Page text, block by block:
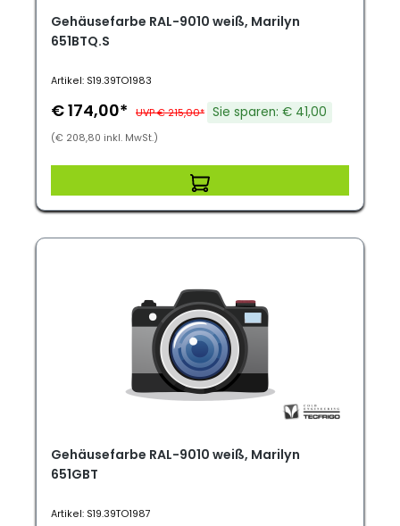
Gehäusefarbe RAL-9010 weiß, Marilyn
651BTQ.S
Artikel: S19.39TO1983
€ 174,00* UVP € 215,00* Sie sparen: € 41,00
(€ 208,80 inkl. MwSt.)
Gehäusefarbe RAL-9010 weiß, Marilyn
651GBT
Artikel: S19.39TO1987